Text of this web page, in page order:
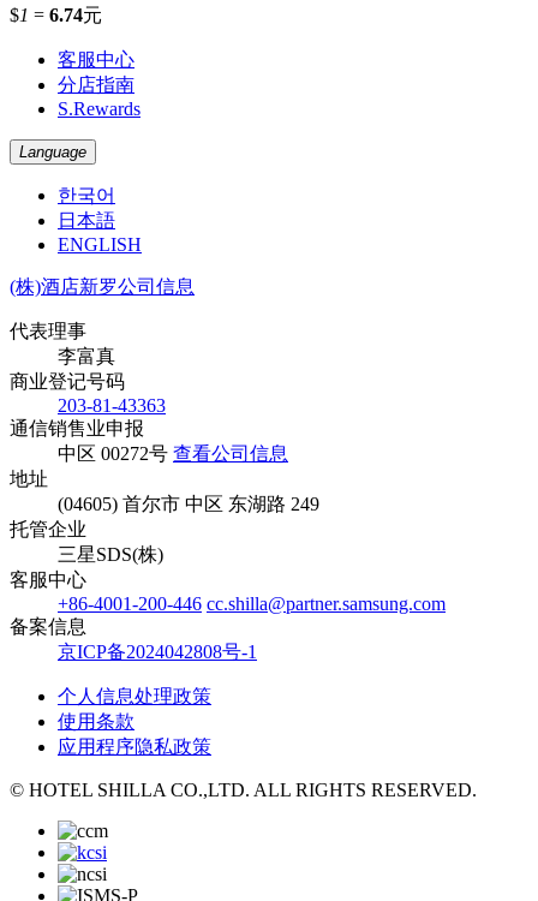
$1 = 6.74元
客服中心
分店指南
S.Rewards
Language
한국어
日本語
ENGLISH
(株)酒店新罗公司信息
代表理事
李富真
商业登记号码
203-81-43363
通信销售业申报
中区 00272号 查看公司信息
地址
(04605) 首尔市 中区 东湖路 249
托管企业
三星SDS(株)
客服中心
+86-4001-200-446 cc.shilla@partner.samsung.com
备案信息
京ICP备2024042808号-1
个人信息处理政策
使用条款
应用程序隐私政策
© HOTEL SHILLA CO.,LTD. ALL RIGHTS RESERVED.